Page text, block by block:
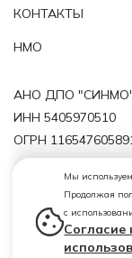
Мы
Продолжая
с
Согласие
КОНТАКТЫ
НМО
АНО ДПО
ИНН 5405970510
ОГРН
Политика
Лицензия от
54/00209819)